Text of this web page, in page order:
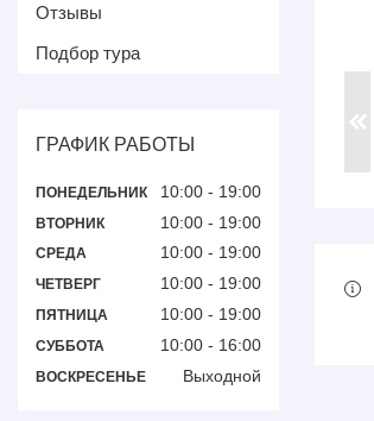
Отзывы
Подбор тура
ГРАФИК РАБОТЫ
ПОНЕДЕЛЬНИК 10:00 19:00
ВТОРНИК 10:00 19:00
СРЕДА 10:00 19:00
ЧЕТВЕРГ 10:00 19:00
ПЯТНИЦА 10:00 19:00
СУББОТА 10:00 16:00
ВОСКРЕСЕНЬЕ Выходной